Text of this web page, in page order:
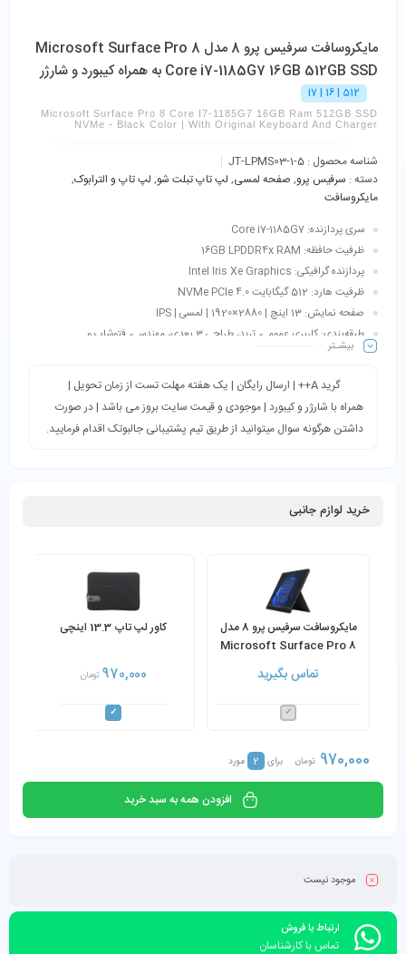
مایکروسافت سرفیس پرو 8 مدل Microsoft Surface Pro 8
Core i7-1185G7 16GB 512GB SSD به همراه کیبورد و شارژر
i7 | 16 | 512
Microsoft Surface Pro 8 Core I7-1185G7 16GB Ram 512GB SSD
NVMe - Black Color | With Original Keyboard And Charger
شناسه محصول : JT-LPMS03-1-5
دسته : سرفیس پرو, صفحه لمسی, لپ تاپ تبلت شو, لپ تاپ و الترابوک,
مایکروسافت
سری پردازنده: Core i7-1185G7
ظرفیت حافظه: 16GB LPDDR4x RAM
پردازنده گرافیکی: Intel Iris Xe Graphics
ظرفیت هارد: 512 گیگابایت NVMe PCIe 4.0
صفحه نمایش: 13 اینچ | 2880×1920 | لمسی | IPS
طبقه‌بندی: کاربری عمومی، ترید، طراحی 3 بعدی، مهندسی، فتوشاپ و…
اقلام همراه: کیبورد + شارژر + کابل برق
بیشـتر
گرید A++ | ارسال رایگان | یک هفته مهلت تست از زمان تحویل |
همراه با شارژر و کیبورد | موجودی و قیمت سایت بروز می باشد | در صورت
داشتن هرگونه سوال میتوانید از طریق تیم پشتیبانی جالبوتک اقدام فرمایید.
خرید لوازم جانبی
مایکروسافت سرفیس پرو 8 مدل
Microsoft Surface Pro 8
Core i7-1185G7 16GB
512GB SSD به همراه کیبورد و
تماس بگیرید
کاور لپ تاپ 13.3 اینچی
970,000 تومان
970,000 تومان برای 2 مورد
افزودن همه به سبد خرید
موجود نیست
ارتباط با فروش
تماس با کارشناسان